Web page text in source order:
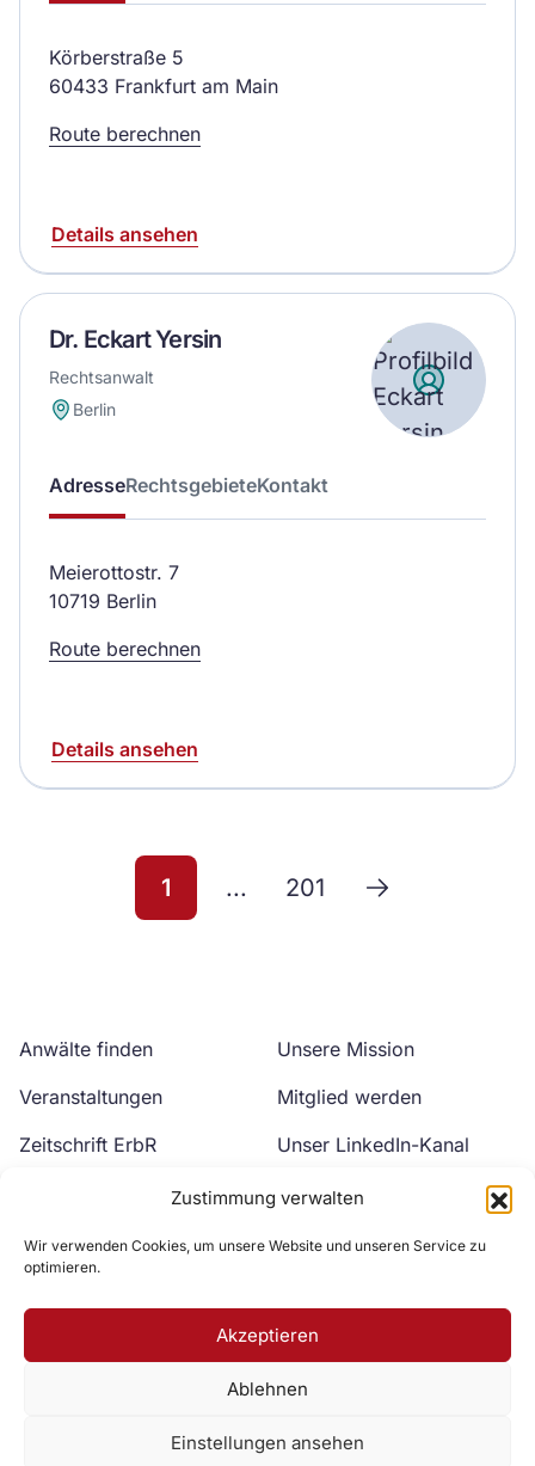
Zustimmung verwalten
Wir verwenden Cookies, um unsere Website und unseren Service zu
optimieren.
Akzeptieren
Ablehnen
Einstellungen ansehen
Körberstraße 5
60433 Frankfurt am Main
Route berechnen
Details ansehen
Dr. Eckart Yersin
Rechtsanwalt
Berlin
AdresseRechtsgebieteKontakt
Meierottostr. 7
10719 Berlin
Route berechnen
Details ansehen
1 ... 201
Anwälte finden
Veranstaltungen
Zeitschrift ErbR
Unsere Mission
Mitglied werden
Unser LinkedIn-Kanal
Unser YouTube-Kanal
Zur DAV Webseite